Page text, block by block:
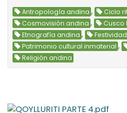
Antropología andina , Ciclo
Cosmovisión andina , Cusco
Etnografía andina ,
Patrimonio cultural inmaterial ,
Religión andina